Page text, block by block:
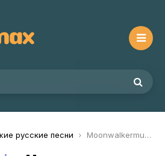
русские песни Moonwalkermusic - Мои зеленые глаза